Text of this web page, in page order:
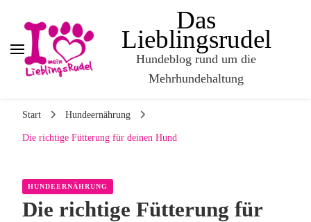
Das
Lieblingsrudel
Hundeblog rund um die
Mehrhundehaltung
Start Hundeernährung
Die richtige Fütterung für deinen Hund
HUNDEERNÄHRUNG
Die richtige Fütterung für